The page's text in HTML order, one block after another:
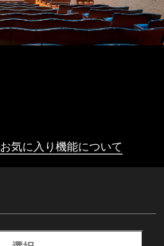
お気に入り機能について